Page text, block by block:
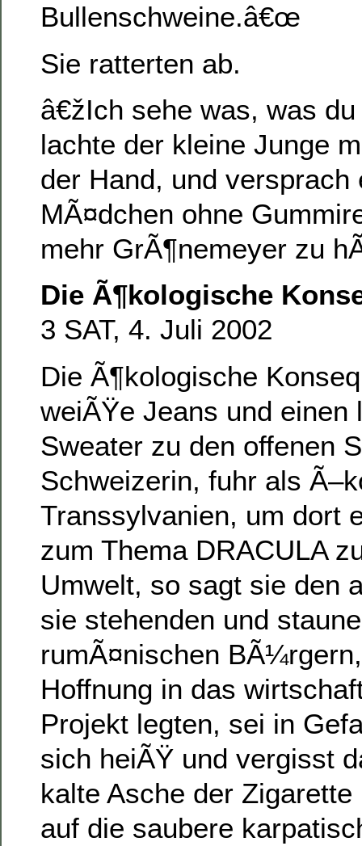
Bullenschweine.â€œ
Sie ratterten ab.
â€žIch sehe was, was
lachte der kleine Junge
der Hand, und versprach
MÃ¤dchen ohne
mehr GrÃ¶nemeyer zu
Die Ã¶kologische
3 SAT, 4. Juli 2002
Die Ã¶kologische
weiÃŸe Jeans und einen
Sweater zu den offenen
Schweizerin, fuhr als
Transsylvanien, um dort
zum Thema DRACULA
Umwelt, so sagt sie den
sie stehenden und
rumÃ¤nischen
Hoffnung in das
Projekt legten, sei in
sich heiÃŸ und vergisst
kalte Asche der
auf die saubere